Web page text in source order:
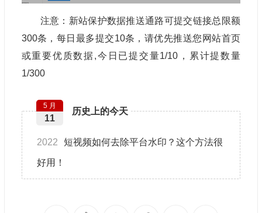
注意：新站保护数据推送通路可提交链接总限额
300条，每日最多提交10条，请优先推送您网站首页
或重要优质数据,今日已提交量1/10，累计提数量
1/300
历史上的今天
5 月
11
2022 短视频如何去除平台水印？这个方法很
好用！